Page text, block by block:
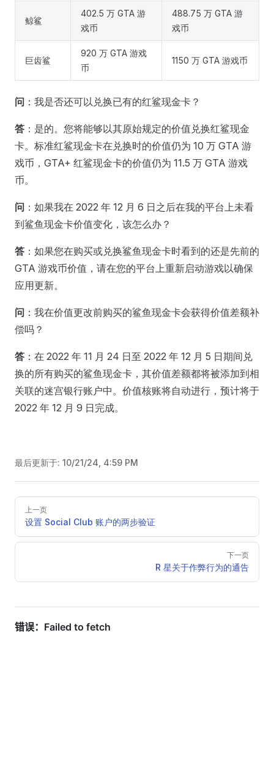
鲸鲨
402.5 万 GTA 游
戏币
488.75 万 GTA 游
戏币
巨齿鲨
920 万 GTA 游戏
币
1150 万 GTA 游戏币
问 ：我是否还可以兑换已有的红鲨现金卡？
答 ：是的。您将能够以其原始规定的价值兑换红鲨现金
卡。标准红鲨现金卡在兑换时的价值仍为 10 万 GTA 游
戏币，GTA+ 红鲨现金卡的价值仍为 11.5 万 GTA 游戏
币。
问 ：如果我在 2022 年 12 月 6 日之后在我的平台上未看
到鲨鱼现金卡价值变化，该怎么办？
答 ：如果您在购买或兑换鲨鱼现金卡时看到的还是先前的
GTA 游戏币价值，请在您的平台上重新启动游戏以确保
应用更新。
问 ：我在价值更改前购买的鲨鱼现金卡会获得价值差额补
偿吗？
答 ：在 2022 年 11 月 24 日至 2022 年 12 月 5 日期间兑
换的所有购买的鲨鱼现金卡，其价值差额都将被添加到相
关联的迷宫银行账户中。价值核账将自动进行，预计将于
2022 年 12 月 9 日完成。
最后更新于: 10/21/24, 4:59 PM
Pager
上一页
设置 Social Club 账户的两步验证
下一页
R 星关于作弊行为的通告